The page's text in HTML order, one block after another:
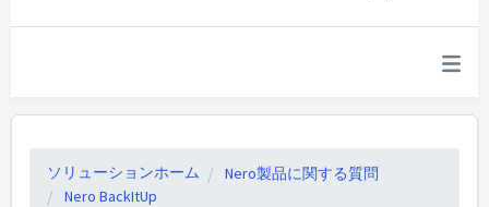
ソリューションホーム
Nero製品に関する質問
Nero BackItUp